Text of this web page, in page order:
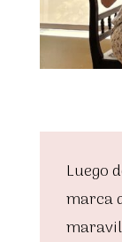
Luego
marca